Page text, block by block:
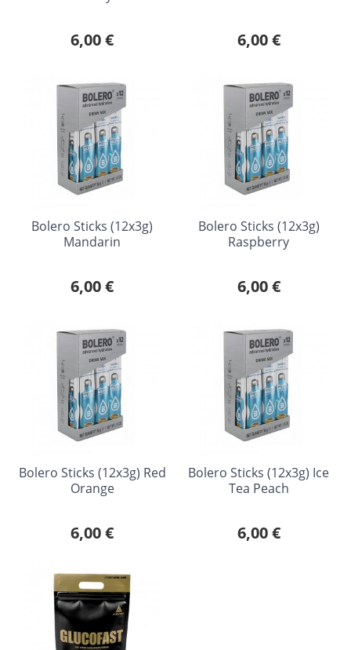
6,00 € 6,00 €
Bolero Sticks (12x3g)
Mandarin
6,00 €
Bolero Sticks (12x3g)
Raspberry
6,00 €
Bolero Sticks (12x3g) Red
Orange
6,00 €
Bolero Sticks (12x3g) Ice
Tea Peach
6,00 €